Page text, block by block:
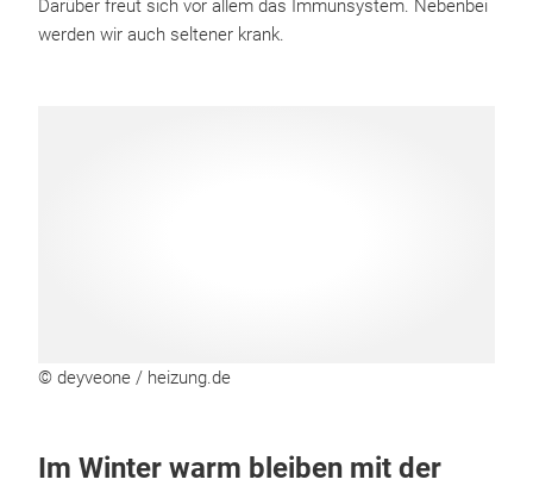
Darüber freut sich vor allem das Immunsystem. Nebenbei
werden wir auch seltener krank.
© deyveone / heizung.de
Im Winter warm bleiben mit der